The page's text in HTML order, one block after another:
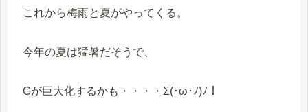
これから梅雨と夏がやってくる。
今年の夏は猛暑だそうで、
Gが巨大化するかも・・・・Σ(･ω･ﾉ)ﾉ！